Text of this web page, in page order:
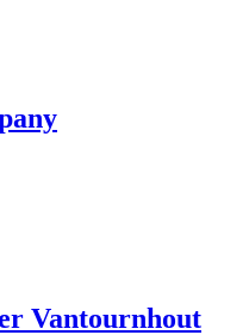
Vantournhout